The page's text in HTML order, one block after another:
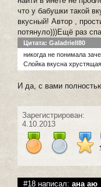
что у бабушки такой
вкусный! Автор ,
потянуло)))Ещё раз
Цитата: Galadriell80
никогда не понимала
Слойка вкусна
И да, с вами
Зарегистрирован:
4.10.2013
#18 написал: ана аю